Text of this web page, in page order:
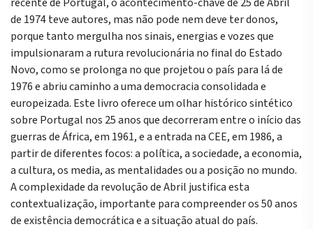
de 1974 teve autores, mas não pode nem deve ter donos,
porque tanto mergulha nos sinais, energias e vozes que
impulsionaram a rutura revolucionária no final do Estado
Novo, como se prolonga no que projetou o país para lá de
1976 e abriu caminho a uma democracia consolidada e
europeizada. Este livro oferece um olhar histórico sintético
sobre Portugal nos 25 anos que decorreram entre o início das
guerras de África, em 1961, e a entrada na CEE, em 1986, a
partir de diferentes focos: a política, a sociedade, a economia,
a cultura, os media, as mentalidades ou a posição no mundo.
A complexidade da revolução de Abril justifica esta
contextualização, importante para compreender os 50 anos
de existência democrática e a situação atual do país.